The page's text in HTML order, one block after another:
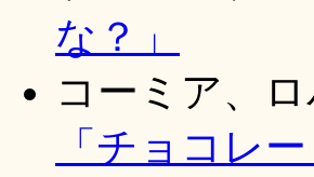
な？」
コーミア、
「チョコレー